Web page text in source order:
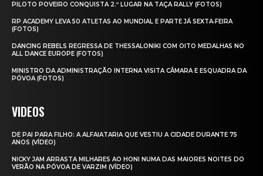
PILOTO POVEIRO CONQUISTA 2.º LUGAR NA TAÇA RALLY (FOTOS)
RP ACADEMY LEVA 50 ATLETAS AO MUNDIAL E PARTE JÁ SEXTA‑FEIRA
(FOTOS)
DANCING REBELS REGRESSA DE THESSALONIKI COM OITO MEDALHAS NO
ALL DANCE EUROPE (FOTOS)
MINISTRO DA ADMINISTRAÇÃO INTERNA VISITA CÂMARA E ESQUADRA DA
PÓVOA (FOTOS)
VIDEOS
DE PAI PARA FILHO: A ALFAIATARIA QUE VESTIU A CIDADE DURANTE 75
ANOS (VÍDEO)
NICKY JAM ARRASTA MILHARES AO HONI NUMA DAS MAIORES NOITES DO
VERÃO NA PÓVOA DE VARZIM (VÍDEO)